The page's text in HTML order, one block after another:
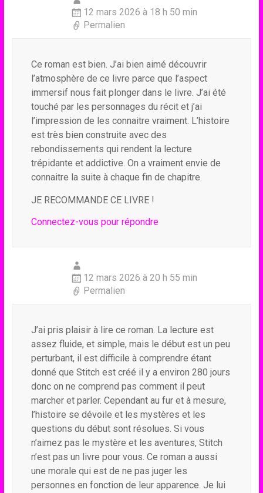
12 mars 2026 à 18 h 50 min
Permalien
Ce roman est bien. J’ai bien aimé découvrir
l’atmosphère de ce livre parce que l’aspect
immersif nous fait plonger dans le livre. J’ai été
touché par les personnages du récit et j’ai
l’impression de les connaitre vraiment. L’histoire
est très bien construite avec des
rebondissements qui rendent la lecture
trépidante et addictive. On a vraiment envie de
connaitre la suite à chaque fin de chapitre.
JE RECOMMANDE CE LIVRE !
Connectez-vous pour répondre
12 mars 2026 à 20 h 55 min
Permalien
J’ai pris plaisir à lire ce roman. La lecture est
assez fluide, et simple, mais le début est un peu
perturbant, il est difficile à comprendre étant
donné que Stitch est créé il y a environ 280 jours
donc on ne comprend pas comment il peut
marcher et parler. Cependant au fur et à mesure,
l’histoire se dévoile et les mystères et les
questions du début sont résolues. Si vous
n’aimez pas le mystère et les aventures, Stitch
n’est pas un livre pour vous. Ce roman a aussi
une morale qui est de ne pas juger les
personnes en fonction de leur apparence. Je lui